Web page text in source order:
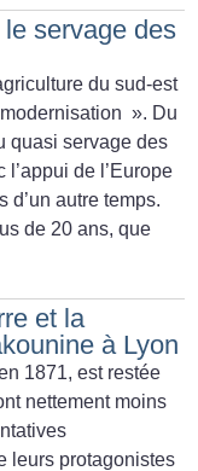
servage des
du sud-est
modernisation ». Du
quasi servage des
de l’Europe
d’un autre temps.
de 20 ans, que
et la
à Lyon
1871, est restée
nettement moins
leurs protagonistes